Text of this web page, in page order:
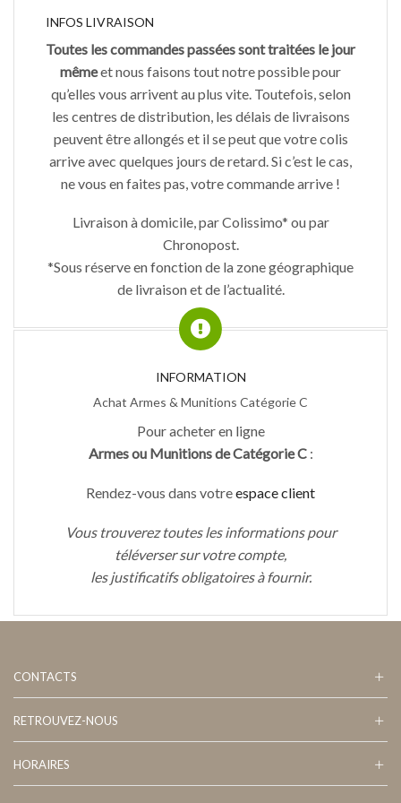
INFOS LIVRAISON
Toutes les commandes passées sont traitées le jour
mêmeet nous faisons tout notre possible pour
qu’elles vous arrivent au plus vite. Toutefois, selon
les centres de distribution, les délais de livraisons
peuvent être allongés et il se peut que votre colis
arrive avec quelques jours de retard. Si c’est le cas,
ne vous en faites pas, votre commande arrive !
Livraison à domicile, par Colissimo* ou par
Chronopost.
*Sous réserve en fonction de la zone géographique
de livraison et de l’actualité.
INFORMATION
Achat Armes & Munitions Catégorie C
Pour acheter en ligne
Armes ou Munitions de Catégorie C:
Rendez-vous dans votreespace client
Vous trouverez toutes les informations pour
téléverser sur votre compte,
les justificatifs obligatoires à fournir.
CONTACTS
RETROUVEZ-NOUS
HORAIRES